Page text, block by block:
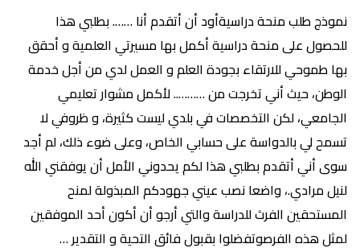
نموذج طلب منحة دراسيةأود أن أتقدم أنا ……. بطلبي هذا
للحصول على منحة دراسية أكمل بها مسيرتي العلمية و أحقق
بها طموحي للارتقاء بجودة العلم و العمل لدي من أجل خدمة
الوطن، حيث أني تخرجت من ……….. لأكمل مشوار تعليمي
الجامعي، لكن التخصصات في بلدي ليست كثيرة، و ظروفي لا
تسمح لي بالدواسة على حسابي الخاص، وعلى ضوء ذلك، لم أجد
سوى أني أتقدم بطلبي هذا لكم يحدوني الأمل أن يوفقني الله
لنيل مرادي.، واضعا نصب عيني جهودكم المبذولة لمنح
المستحقين الفرث للدراسة والتي أرجو أن أكون أحد الموفقين
لمثل هذه الفرصوتفضلوا بقبول فائق التحية و التقدير …